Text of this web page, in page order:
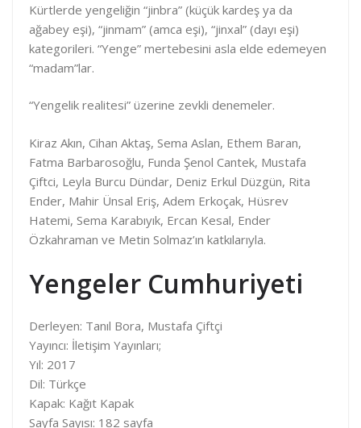
Kürtlerde yengeliğin “jinbra” (küçük kardeş ya da
ağabey eşi), “jinmam” (amca eşi), “jinxal” (dayı eşi)
kategorileri. “Yenge” mertebesini asla elde edemeyen
“madam”lar.
“Yengelik realitesi” üzerine zevkli denemeler.
Kiraz Akın, Cihan Aktaş, Sema Aslan, Ethem Baran,
Fatma Barbarosoğlu, Funda Şenol Cantek, Mustafa
Çiftci, Leyla Burcu Dündar, Deniz Erkul Düzgün, Rita
Ender, Mahir Ünsal Eriş, Adem Erkoçak, Hüsrev
Hatemi, Sema Karabıyık, Ercan Kesal, Ender
Özkahraman ve Metin Solmaz’ın katkılarıyla.
Yengeler Cumhuriyeti
Derleyen: Tanıl Bora, Mustafa Çiftçi
Yayıncı: İletişim Yayınları;
Yıl: 2017
Dil: Türkçe
Kapak: Kağıt Kapak
Sayfa Sayısı: 182 sayfa